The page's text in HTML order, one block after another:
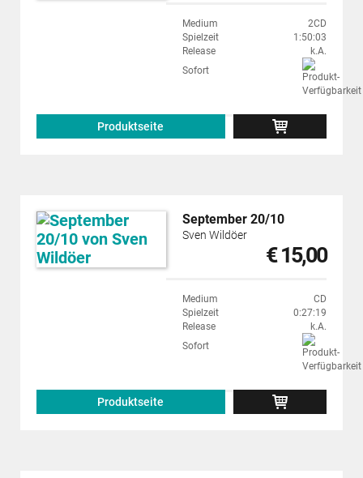
Medium
2CD
Spielzeit
1:50:03
Release
k.A.
Sofort
Produktseite
September 20/10
Sven Wildöer
€ 15,00
Medium
CD
Spielzeit
0:27:19
Release
k.A.
Sofort
Produktseite